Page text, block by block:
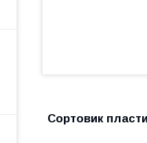
Сортовик